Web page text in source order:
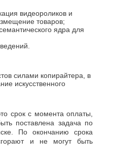
видеороликов и
товаров;
ядра для
силами копирайтера, в
искусственного
срок с момента оплаты,
поставлена задача по
По окончанию срока
и не могут быть